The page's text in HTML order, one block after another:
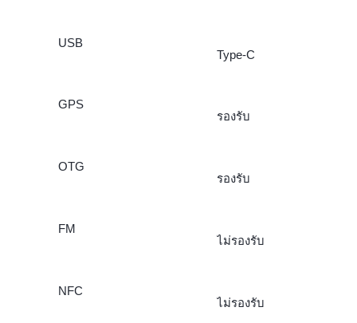
USB
Type-C
GPS
รองรับ
OTG
รองรับ
FM
ไม่รองรับ
NFC
ไม่รองรับ